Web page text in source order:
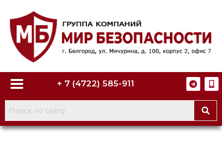
+ 7 (4722) 585-911